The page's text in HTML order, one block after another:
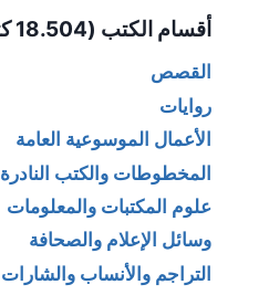
أقسام الكتب (18.504 كتاب)
القصص
روايات
الأعمال الموسوعية العامة
المخطوطات والكتب النادرة
علوم المكتبات والمعلومات
وسائل الإعلام والصحافة
التراجم والأنساب والشارات